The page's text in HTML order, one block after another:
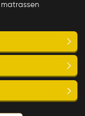
matrassen